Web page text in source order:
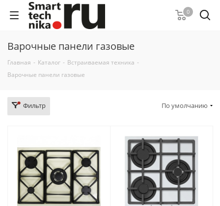
0
Варочные панели газовые
Главная - Каталог - Встраиваемая техника -
Варочные панели газовые
Фильтр По умолчанию